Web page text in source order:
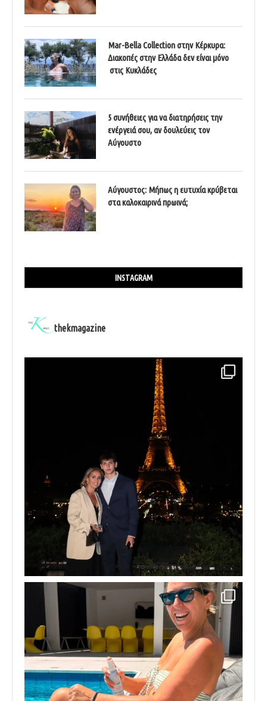
Mar-Bella Collection στην Κέρκυρα:
Διακοπές στην Ελλάδα δεν είναι μόνο
στις Κυκλάδες
5 συνήθειες για να διατηρήσεις την
ενέργειά σου, αν δουλεύεις τον
Αύγουστο
Αύγουστος: Μήπως η ευτυχία κρύβεται
στα καλοκαιρινά πρωινά;
INSTAGRAM
thekmagazine